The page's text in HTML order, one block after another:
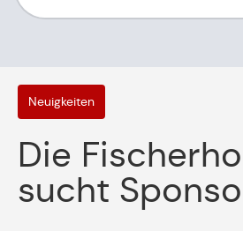
Neuigkeiten
Die
sucht